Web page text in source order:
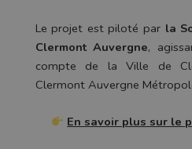
Le projet est piloté par la
Clermont Auvergne,
compte de la Ville de
Clermont Auvergne
En savoir plus sur le